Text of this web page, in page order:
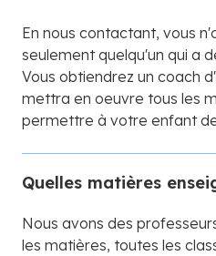
En nous contactant, vous
seulement quelqu'un qui a
Vous obtiendrez un coach
mettra en oeuvre tous les
permettre à votre enfant
Quelles matières
Nous avons des
les matières, toutes les